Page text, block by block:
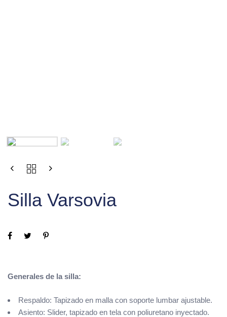
Silla Varsovia
Generales de la silla:
Respaldo: Tapizado en malla con soporte lumbar ajustable.
Asiento: Slider, tapizado en tela con poliuretano inyectado.